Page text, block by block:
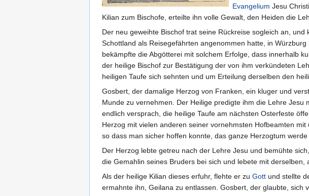
Evangelium Jesu
Kilian zum Bischofe, erteilte ihn volle Gewalt, den Heiden die
Der neu geweihte Bischof trat seine Rückreise sogleich an, und
Schottland als Reisegefährten angenommen hatte, in
bekämpfte die Abgötterei mit solchem Erfolge, dass innerhalb
der heilige Bischof zur Bestätigung der von ihm verkündeten
heiligen Taufe sich sehnten und um Erteilung derselben den
Gosbert, der damalige Herzog von Franken, ein kluger und
Munde zu vernehmen. Der Heilige predigte ihm die Lehre
endlich versprach, die heilige Taufe am nächsten Osterfeste
Herzog mit vielen anderen seiner vornehmsten Hofbeamten
so dass man sicher hoffen konnte, das ganze Herzogtum
Der Herzog lebte getreu nach der Lehre Jesu und bemühte
die Gemahlin seines Bruders bei sich und lebete mit derselben,
Als der heilige Kilian dieses erfuhr, flehte er zu Gott und stellte
ermahnte ihn, Geilana zu entlassen. Gosbert, der glaubte,